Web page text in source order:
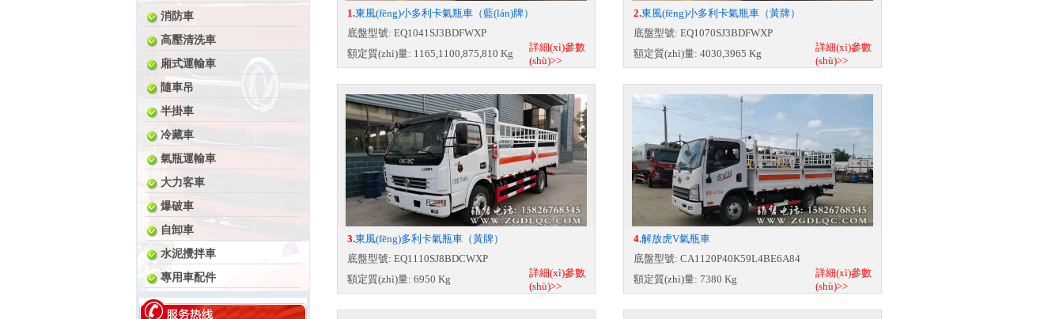
消防車
高壓清洗車
廂式運輸車
隨車吊
半掛車
冷藏車
氣瓶運輸車
大力客車
爆破車
自卸車
水泥攪拌車
專用車配件
1.東風(fēng)小多利卡氣瓶車（藍(lán)牌）
底盤型號: EQ1041SJ3BDFWXP
額定質(zhì)量: 1165,1100,875,810 Kg
詳細(xì)參數
(shù)>>
2.東風(fēng)小多利卡氣瓶車（黃牌）
底盤型號: EQ1070SJ3BDFWXP
額定質(zhì)量: 4030,3965 Kg
詳細(xì)參數
(shù)>>
3.東風(fēng)多利卡氣瓶車（黃牌）
底盤型號: EQ1110SJ8BDCWXP
額定質(zhì)量: 6950 Kg
詳細(xì)參數
(shù)>>
4.解放虎V氣瓶車
底盤型號: CA1120P40K59L4BE6A84
額定質(zhì)量: 7380 Kg
詳細(xì)參數
(shù)>>